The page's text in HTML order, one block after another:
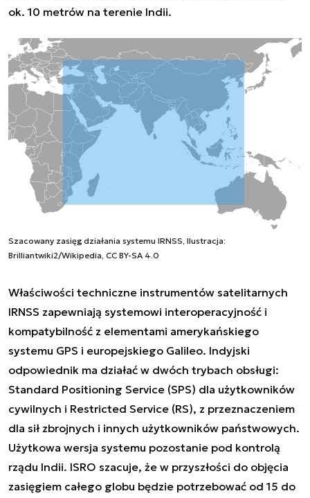
ok. 10 metrów na terenie Indii.
Szacowany zasięg działania systemu IRNSS, Ilustracja:
Brilliantwiki2/Wikipedia, CC BY-SA 4.0
Właściwości techniczne instrumentów satelitarnych
IRNSS zapewniają systemowi interoperacyjność i
kompatybilność z elementami amerykańskiego
systemu GPS i europejskiego Galileo. Indyjski
odpowiednik ma działać w dwóch trybach obsługi:
Standard Positioning Service (SPS) dla użytkowników
cywilnych i Restricted Service (RS), z przeznaczeniem
dla sił zbrojnych i innych użytkowników państwowych.
Użytkowa wersja systemu pozostanie pod kontrolą
rządu Indii. ISRO szacuje, że w przyszłości do objęcia
zasięgiem całego globu będzie potrzebować od 15 do